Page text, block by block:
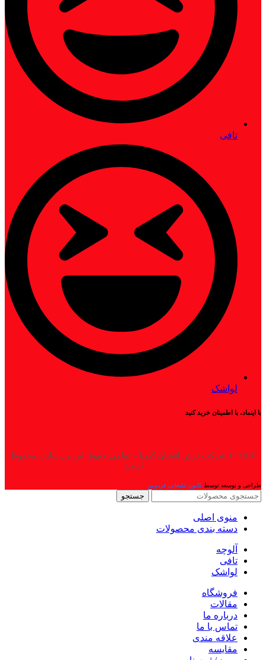
تافی
لواشک
با اینماد، با اطمینان خرید کنید
© ۲۰۲۵ شرکت ترش افشان کیمیا – تمامی حقوق این وب‌سایت محفوظ
است.
طراحی و توسعه توسط کانون تبلیغاتی فردوس
جستجو
منوی اصلی
دسته بندی محصولات
آلوچه
تافی
لواشک
فروشگاه
مقالات
درباره ما
تماس با ما
علاقه مندی
مقایسه